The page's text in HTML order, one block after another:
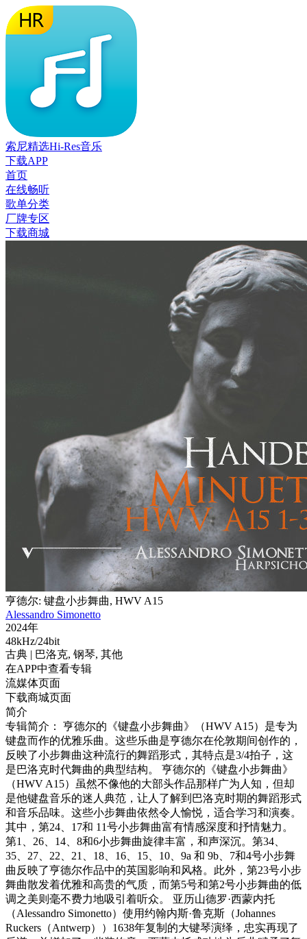
索尼精选Hi-Res音乐
下载APP
首页
在线畅听
歌单分类
厂牌专区
下载商城
亨德尔: 键盘小步舞曲, HWV A15
Alessandro Simonetto
2024年
48kHz/24bit
古典 | 巴洛克, 钢琴, 其他
在APP中查看专辑
流媒体页面
下载商城页面
简介
专辑简介： 亨德尔的《键盘小步舞曲》（HWV A15）是专为
键盘而作的优雅乐曲。这些乐曲是亨德尔在伦敦期间创作的，
反映了小步舞曲这种流行的舞蹈形式，其特点是3/4拍子，这
是巴洛克时代舞曲的典型结构。 亨德尔的《键盘小步舞曲》
（HWV A15）虽然不像他的大部头作品那样广为人知，但却
是他键盘音乐的迷人典范，让人了解到巴洛克时期的舞蹈形式
和音乐品味。这些小步舞曲依然令人愉悦，适合学习和演奏。
其中，第24、17和 11号小步舞曲富有情感深度和抒情魅力。
第1、26、14、8和6小步舞曲旋律丰富，和声深沉。第34、
35、27、22、21、18、16、15、10、9a 和 9b、7和4号小步舞
曲反映了亨德尔作品中的英国影响和风格。此外，第23号小步
舞曲散发着优雅和高贵的气质，而第5号和第2号小步舞曲的低
调之美则毫不费力地吸引着听众。 亚历山德罗·西蒙内托
（Alessandro Simonetto）使用约翰内斯·鲁克斯（Johannes
Ruckers（Antwerp））1638年复制的大键琴演绎，忠实再现了